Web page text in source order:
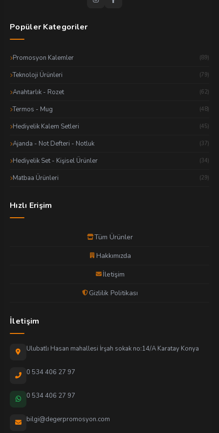
Popüler Kategoriler
Promosyon Kalemler (89)
Teknoloji Ürünleri (79)
Anahtarlık - Rozet (62)
Termos - Mug (48)
Hediyelik Kalem Setleri (45)
Ajanda - Not Defteri - Notluk (37)
Hediyelik Set - Kişisel Ürünler (34)
Matbaa Ürünleri (29)
Hızlı Erişim
Tüm Ürünler
Hakkımızda
İletişim
Gizlilik Politikası
İletişim
Ulubatlı Hasan mahallesi İrşah sokak no:14/A Karatay Konya
0 534 406 27 97
0 534 406 27 97
bilgi@degerpromosyon.com